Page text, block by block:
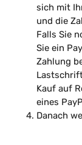
sich mit
und die
Falls Sie
Sie ein
Zahlung
Kauf auf
eines
Danach